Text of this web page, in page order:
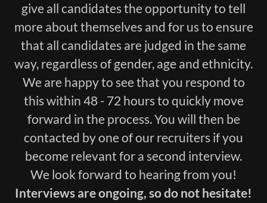
give all candidates the opportunity to tell
more about themselves and for us to ensure
that all candidates are judged in the same
way, regardless of gender, age and ethnicity.
We are happy to see that you respond to
this within 48 - 72 hours to quickly move
forward in the process. You will then be
contacted by one of our recruiters if you
become relevant for a second interview.
We look forward to hearing from you!
Interviews are ongoing, so do not hesitate!